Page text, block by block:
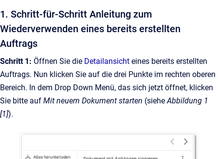
1. Schritt-für-Schritt Anleitung zum
Wiederverwenden eines bereits erstellten
Auftrags
Schritt 1: Öffnen Sie die Detailansicht eines bereits erstellten
Auftrags. Nun klicken Sie auf die drei Punkte im rechten oberen
Bereich. In dem Drop Down Menü, das sich jetzt öffnet, klicken
Sie bitte auf Mit neuem Dokument starten (sieheAbbildung 1
[1]).